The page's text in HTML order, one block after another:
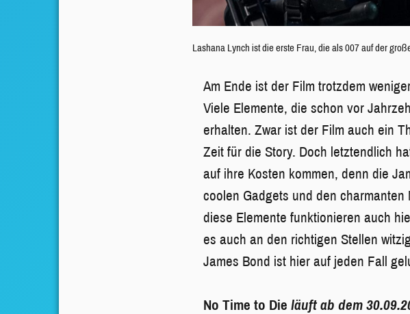
Lashana Lynch ist die erste Frau, die als 007 auf der
Am Ende ist der Film trotzdem
Viele Elemente, die schon vor
erhalten. Zwar ist der Film auch ein
Zeit für die Story. Doch letztendlich
auf ihre Kosten kommen, denn die
coolen Gadgets und den charmanten
diese Elemente funktionieren auch
es auch an den richtigen Stellen
James Bond ist hier auf jeden Fall
No Time to Dieläuft ab dem